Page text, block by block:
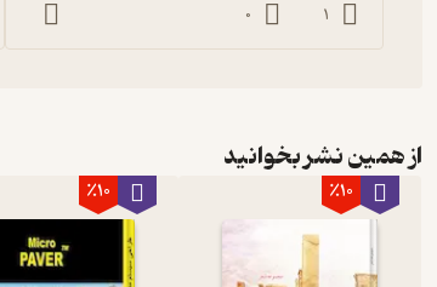
1
0
از همین نشر بخوانید
٪10 ٪10